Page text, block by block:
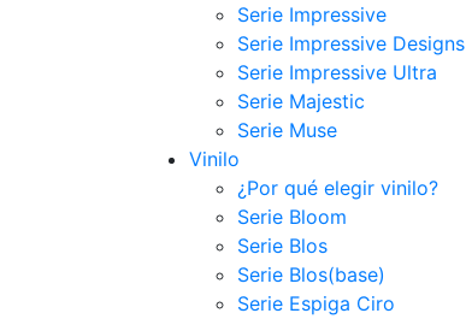
Serie Impressive
Serie Impressive Designs
Serie Impressive Ultra
Serie Majestic
Serie Muse
Vinilo
¿Por qué elegir vinilo?
Serie Bloom
Serie Blos
Serie Blos(base)
Serie Espiga Ciro